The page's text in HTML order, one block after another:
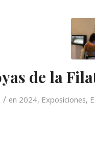
de la
/ en 2024, Exposiciones,